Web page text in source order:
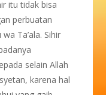
itu tidak bisa
perbuatan
Ta’ala. Sihir
selain Allah
karena hal